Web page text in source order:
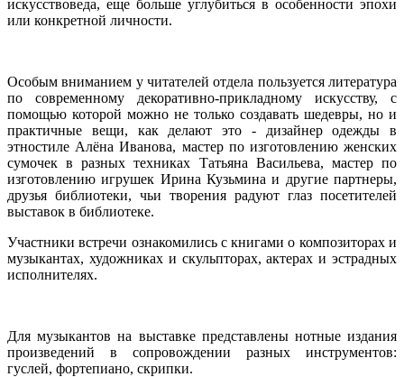
искусствоведа, еще больше углубиться в особенности эпохи
или конкретной личности.
Особым вниманием у читателей отдела пользуется литература
по современному декоративно-прикладному искусству, с
помощью которой можно не только создавать шедевры, но и
практичные вещи, как делают это - дизайнер одежды в
этностиле Алёна Иванова, мастер по изготовлению женских
сумочек в разных техниках Татьяна Васильева, мастер по
изготовлению игрушек Ирина Кузьмина и другие партнеры,
друзья библиотеки, чьи творения радуют глаз посетителей
выставок в библиотеке.
Участники встречи ознакомились с книгами о композиторах и
музыкантах, художниках и скульпторах, актерах и эстрадных
исполнителях.
Для музыкантов на выставке представлены нотные издания
произведений в сопровождении разных инструментов:
гуслей, фортепиано, скрипки.